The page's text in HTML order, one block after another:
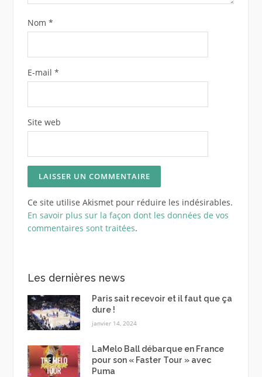
Nom *
E-mail *
Site web
Ce site utilise Akismet pour réduire les indésirables.
En savoir plus sur la façon dont les données de vos
commentaires sont traitées.
Les dernières news
Paris sait recevoir et il faut que ça
dure !
janvier 14, 2024
LaMelo Ball débarque en France
pour son « Faster Tour » avec
Puma